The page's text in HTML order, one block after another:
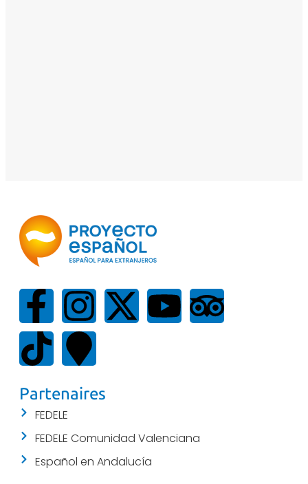
Partenaires
FEDELE
FEDELE Comunidad Valenciana
Español en Andalucía